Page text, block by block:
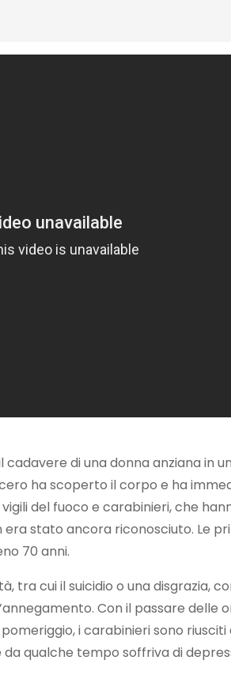
di una donna anziana in
ha scoperto il corpo e ha
del fuoco e carabinieri, che
stato ancora riconosciuto. Le
70 anni.
tra cui il suicidio o una disgrazia,
Con il passare delle
i carabinieri sono
qualche tempo soffriva di